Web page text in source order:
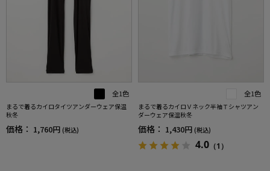
全1色
まるで着るカイロタイツアンダーウェア保温
秋冬
価格： 1,760円 (税込)
全1色
まるで着るカイロＶネック半袖Ｔシャツアン
ダーウェア保温秋冬
価格： 1,430円 (税込)
4.0 （1）